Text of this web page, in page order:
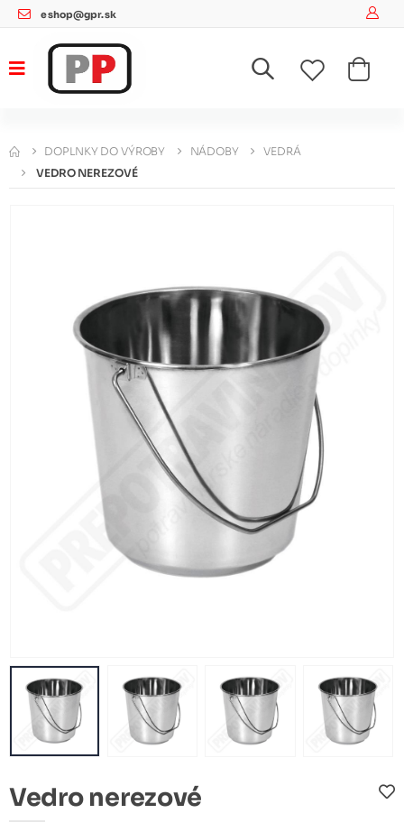
eshop@gpr.sk
DOPLNKY DO VÝROBY NÁDOBY
VEDRÁ
VEDRO NEREZOVÉ
Vedro nerezové